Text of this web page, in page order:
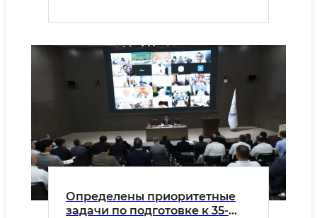
Определены приоритетные
задачи по подготовке к 35-